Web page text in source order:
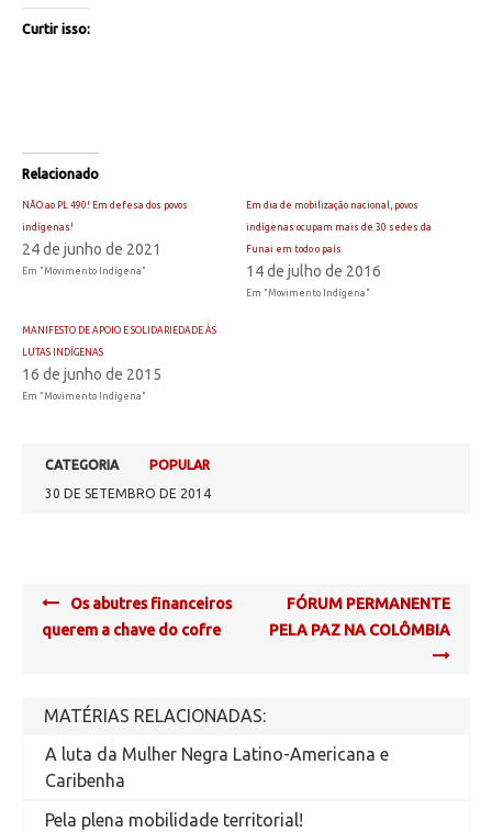
Curtir isso:
Relacionado
NÃO ao PL 490! Em defesa dos povos
indígenas!
24 de junho de 2021
Em "Movimento Indígena"
Em dia de mobilização nacional, povos
indígenas ocupam mais de 30 sedes da
Funai em todo o país
14 de julho de 2016
Em "Movimento Indígena"
MANIFESTO DE APOIO E SOLIDARIEDADE ÀS
LUTAS INDÍGENAS
16 de junho de 2015
Em "Movimento Indígena"
CATEGORIA
POPULAR
30 DE SETEMBRO DE 2014
Post
navigation
Os abutres financeiros
querem a chave do cofre
FÓRUM PERMANENTE
PELA PAZ NA COLÔMBIA
MATÉRIAS RELACIONADAS:
A luta da Mulher Negra Latino-Americana e
Caribenha
Pela plena mobilidade territorial!